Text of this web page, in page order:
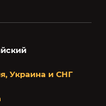
Украина и СНГ